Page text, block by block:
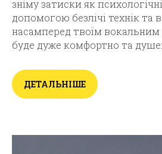
зніму затиски як
допомогою безлічі технік та
насамперед твоїм
буде дуже комфортно та
ДЕТАЛЬНІШЕ